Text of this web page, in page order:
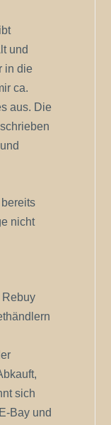
und
in die
ca.
aus. Die
nicht
Rebuy
sich
Bay und